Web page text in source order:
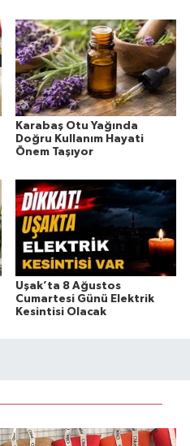
Karabaş Otu Yağında
Doğru Kullanım Hayati
Önem Taşıyor
Uşak’ta 8 Ağustos
Cumartesi Günü Elektrik
Kesintisi Olacak